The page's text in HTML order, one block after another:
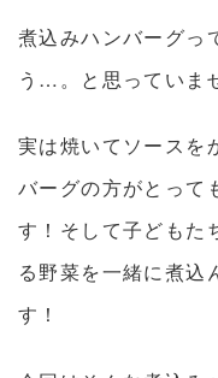
煮込みハンバーグっ
う…。と思っていま
実は焼いてソースを
バーグの方がとって
す！そして子どもた
る野菜を一緒に煮込
す！